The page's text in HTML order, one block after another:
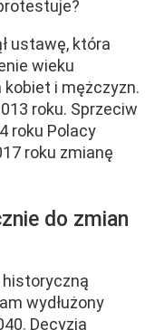
ustawę, która
wieku
i mężczyzn.
roku. Sprzeciw
roku Polacy
roku zmianę
do zmian
historyczną
wydłużony
Decyzja